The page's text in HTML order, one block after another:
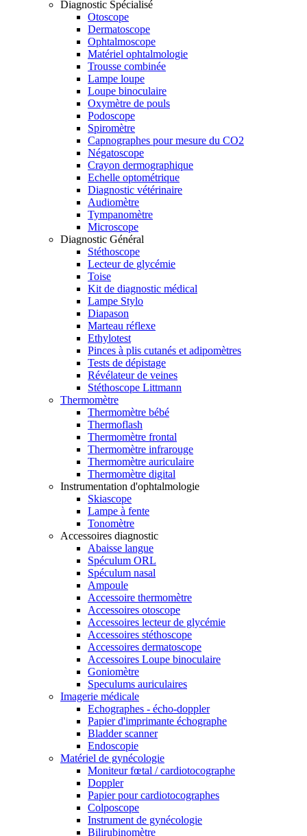
Diagnostic Spécialisé
Otoscope
Dermatoscope
Ophtalmoscope
Matériel ophtalmologie
Trousse combinée
Lampe loupe
Loupe binoculaire
Oxymètre de pouls
Podoscope
Spiromètre
Capnographes pour mesure du CO2
Négatoscope
Crayon dermographique
Echelle optométrique
Diagnostic vétérinaire
Audiomètre
Tympanomètre
Microscope
Diagnostic Général
Stéthoscope
Lecteur de glycémie
Toise
Kit de diagnostic médical
Lampe Stylo
Diapason
Marteau réflexe
Ethylotest
Pinces à plis cutanés et adipomètres
Tests de dépistage
Révélateur de veines
Stéthoscope Littmann
Thermomètre
Thermomètre bébé
Thermoflash
Thermomètre frontal
Thermomètre infrarouge
Thermomètre auriculaire
Thermomètre digital
Instrumentation d'ophtalmologie
Skiascope
Lampe à fente
Tonomètre
Accessoires diagnostic
Abaisse langue
Spéculum ORL
Spéculum nasal
Ampoule
Accessoire thermomètre
Accessoires otoscope
Accessoires lecteur de glycémie
Accessoires stéthoscope
Accessoires dermatoscope
Accessoires Loupe binoculaire
Goniomètre
Speculums auriculaires
Imagerie médicale
Echographes - écho-doppler
Papier d'imprimante échographe
Bladder scanner
Endoscopie
Matériel de gynécologie
Moniteur fœtal / cardiotocographe
Doppler
Papier pour cardiotocographes
Colposcope
Instrument de gynécologie
Bilirubinomètre